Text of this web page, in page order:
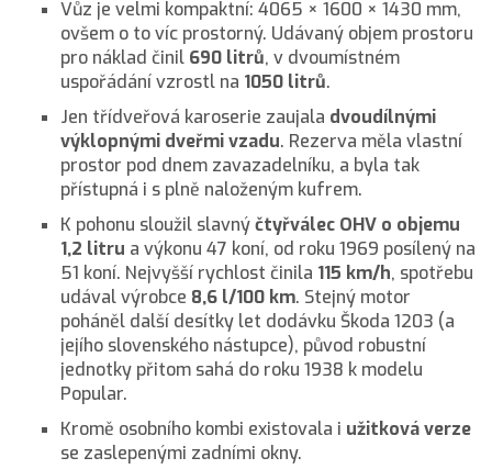
Vůz je velmi kompaktní: 4065 × 1600 × 1430 mm,
ovšem o to víc prostorný. Udávaný objem prostoru
pro náklad činil 690 litrů, v dvoumístném
uspořádání vzrostl na 1050 litrů.
Jen třídveřová karoserie zaujala dvoudílnými
výklopnými dveřmi vzadu. Rezerva měla vlastní
prostor pod dnem zavazadelníku, a byla tak
přístupná i s plně naloženým kufrem.
K pohonu sloužil slavnýčtyřválec OHV o objemu
1,2 litru a výkonu 47 koní, od roku 1969 posílený na
51 koní. Nejvyšší rychlost činila 115 km/h, spotřebu
udával výrobce 8,6 l/100 km. Stejný motor
poháněl další desítky let dodávku Škoda 1203 (a
jejího slovenského nástupce), původ robustní
jednotky přitom sahá do roku 1938 k modelu
Popular.
Kromě osobního kombi existovala i užitková verze
se zaslepenými zadními okny.